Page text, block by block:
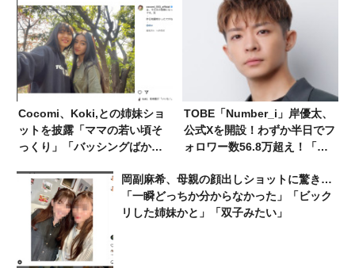
Cocomi、Koki,との姉妹ショ
ットを披露「ママの若い頃そ
っくり」「バッシングばかり
TOBE「Number_i」岸優太、
公式Xを開設！わずか半日でフ
ォロワー数56.8万超え！「フ
す！！！！仕事な
う！！！！」
岡副麻希、母親の顔出しショットに驚き…
「一瞬どっちか分からなかった」「ビック
リした️姉妹かと」「双子みたい」